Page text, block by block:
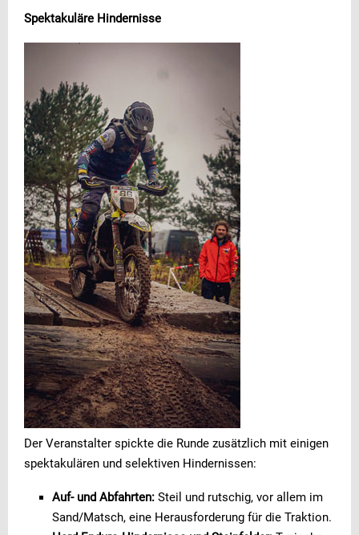
Spektakuläre Hindernisse
Der Veranstalter spickte die Runde zusätzlich mit einigen
spektakulären und selektiven Hindernissen:
Auf- und Abfahrten: Steil und rutschig, vor allem im
Sand/Matsch, eine Herausforderung für die Traktion.